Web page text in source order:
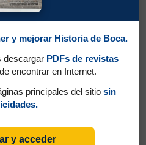
y mejorar Historia de Boca.
descargar PDFs de revistas
encontrar en Internet.
principales del sitio sin
y acceder